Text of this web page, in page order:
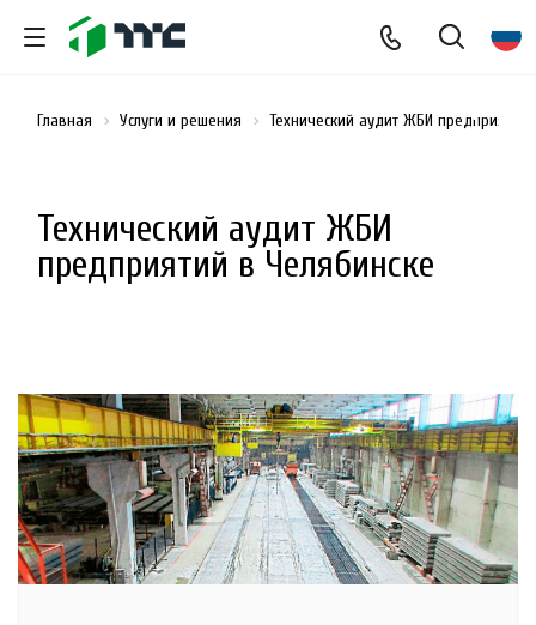
Технический аудит ЖБИ
предприятий в Челябинске
Главная Услуги и решения Технический аудит ЖБИ предприятий